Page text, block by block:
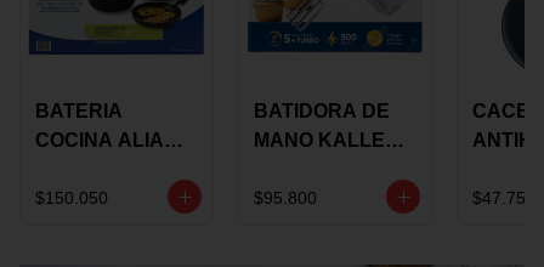
BATERIA
COCINA ALIADA
PIEZAS
$150.050
BATIDORA DE
MANO KALLEY
VELOCIDADES
$95.800
TAPA
$47.750